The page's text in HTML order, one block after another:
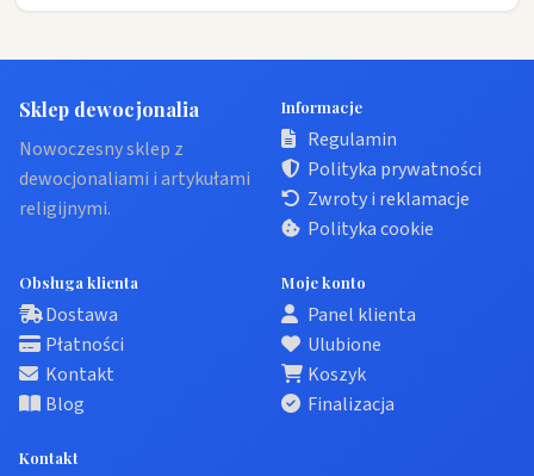
Sklep dewocjonalia
Nowoczesny sklep z
dewocjonaliami i artykułami
religijnymi.
Informacje
Regulamin
Polityka prywatności
Zwroty i reklamacje
Polityka cookie
Obsługa klienta
Dostawa
Płatności
Kontakt
Blog
Moje konto
Panel klienta
Ulubione
Koszyk
Finalizacja
Kontakt